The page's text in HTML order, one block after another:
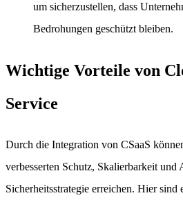
um sicherzustellen, dass
Bedrohungen geschützt bleiben.
Wichtige Vorteile von
Service
Durch die Integration von CSaaS
verbesserten Schutz, Skalierbarkeit
Sicherheitsstrategie erreichen. Hier sind